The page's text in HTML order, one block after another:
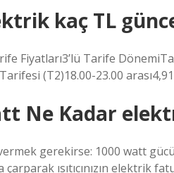
kaç TL
Fiyatları3’lü Tarife
(T2)18.00-23.00
Ne Kadar
gerekirse: 1000 watt
çarparak ısıtıcınızın elektrik